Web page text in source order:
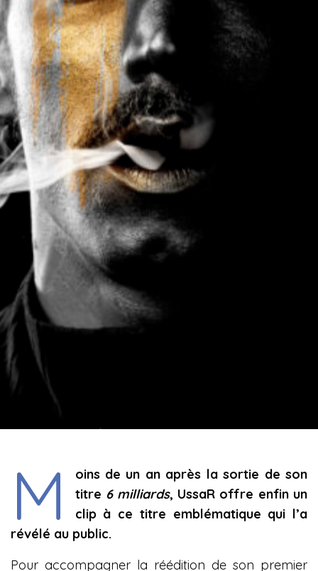
M
oins de un an après la sortie de son
titre 6 milliards, UssaR offre enfin un
clip à ce titre emblématique qui l’a
révélé au public.
Pour accompagner la réédition de son premier